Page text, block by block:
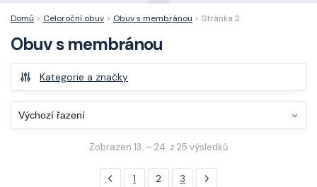
Domů > Celoroční obuv > Obuv s membránou > Stránka 2
Obuv s membránou
Kategorie a značky
Zobrazen 13. – 24. z 25 výsledků
1 2 3